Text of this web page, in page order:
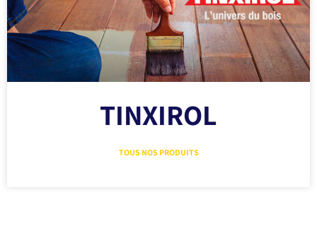
TINXIROL
TOUS NOS PRODUITS